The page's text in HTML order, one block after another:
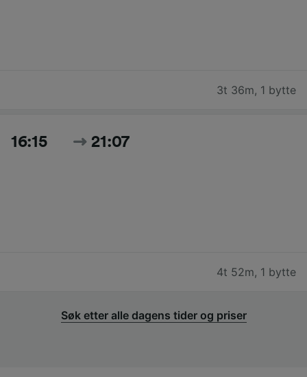
3t 36m, 1 bytte
16:15 21:07
4t 52m, 1 bytte
Søk etter alle dagens tider og priser